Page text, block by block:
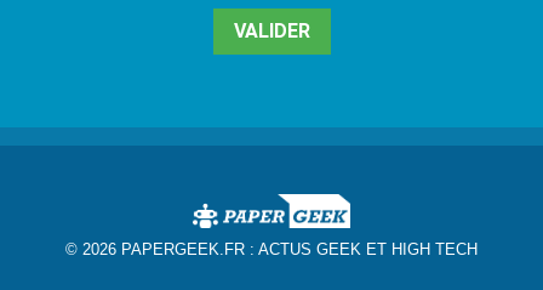
© 2026 PAPERGEEK.FR : ACTUS GEEK ET HIGH TECH